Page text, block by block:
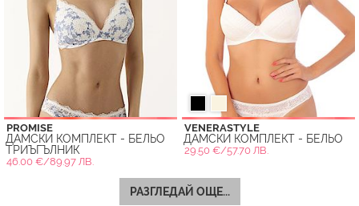
PROMISE
ДАМСКИ КОМПЛЕКТ - БЕЛЬО
ТРИЪГЪЛНИК
46.00 €/89.97 ЛВ.
VENERASTYLE
ДАМСКИ КОМПЛЕКТ - БЕЛЬО
29.50 €/57.70 ЛВ.
РАЗГЛЕДАЙ ОЩЕ...